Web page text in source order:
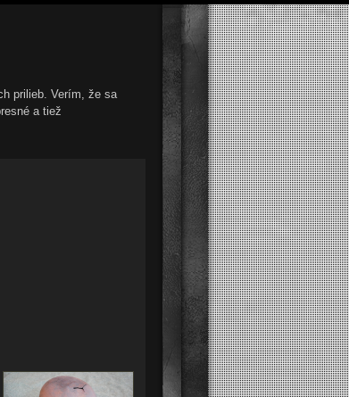
prilieb. Verím, že sa
a tiež